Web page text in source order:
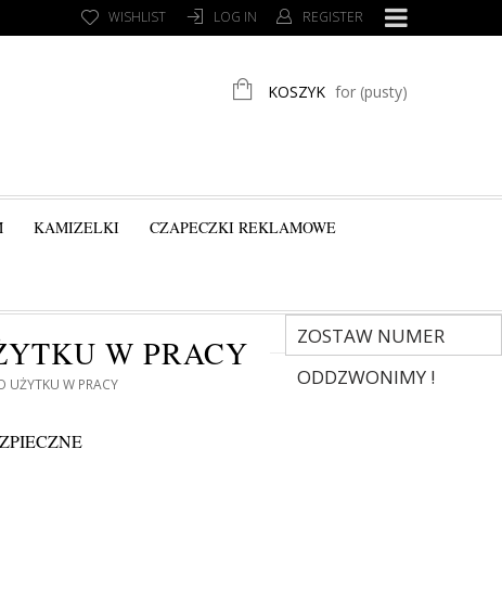
LOG IN REGISTER
WISHLIST
KOSZYK for (pusty)
KAMIZELKI CZAPECZKI REKLAMOWE
ZOSTAW NUMER
ODDZWONIMY !
W PRACY
UŻYTKU W PRACY